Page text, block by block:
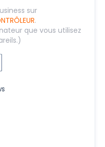
sur
.
que vous utilisez